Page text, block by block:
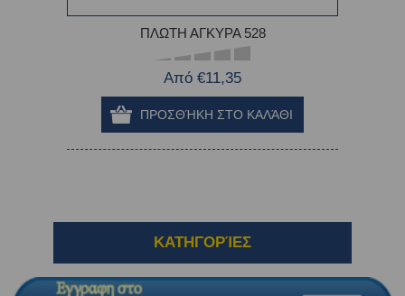
ΠΛΩΤΗ ΑΓΚΥΡΑ 528
Από €11,35
ΚΑΤΗΓΟΡΊΕΣ